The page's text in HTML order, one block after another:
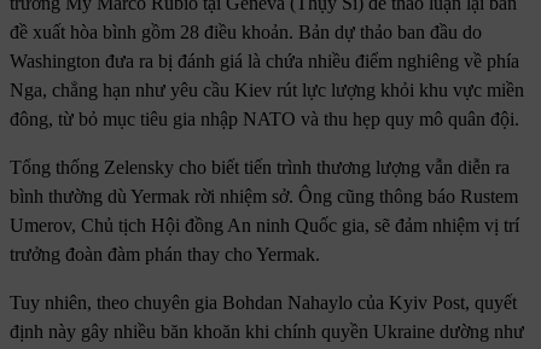
đề xuất hòa bình gồm 28 điều khoản. Bản dự thảo ban đầu do
Washington đưa ra bị đánh giá là chứa nhiều điểm nghiêng về phía
Nga, chẳng hạn như yêu cầu Kiev rút lực lượng khỏi khu vực miền
đông, từ bỏ mục tiêu gia nhập NATO và thu hẹp quy mô quân đội.
Tổng thống Zelensky cho biết tiến trình thương lượng vẫn diễn ra
bình thường dù Yermak rời nhiệm sở. Ông cũng thông báo Rustem
Umerov, Chủ tịch Hội đồng An ninh Quốc gia, sẽ đảm nhiệm vị trí
trưởng đoàn đàm phán thay cho Yermak.
Tuy nhiên, theo chuyên gia Bohdan Nahaylo của Kyiv Post, quyết
định này gây nhiều băn khoăn khi chính quyền Ukraine dường như